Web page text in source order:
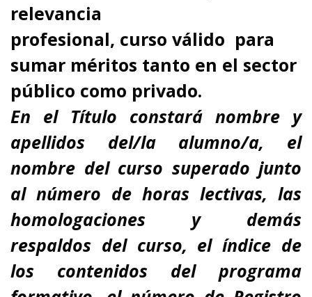
relevancia
profesional, curso válido para
sumar méritos tanto en el sector
público como privado.
En el Título constará nombre y
apellidos del/la alumno/a, el
nombre del curso superado junto
al número de horas lectivas, las
homologaciones y demás
respaldos del curso, el índice de
los contenidos del programa